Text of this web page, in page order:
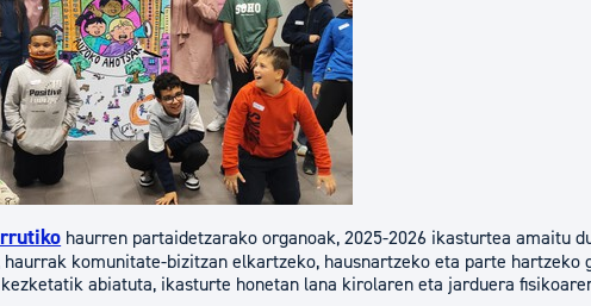
Udal administrazioa
Iragarki ofizialen taula
Egutegi fiskala
Gardentasun ataria
haurren partaidetzarako organoak, 2025-2026 ikasturtea amaitu
komunitate-bizitzan elkartzeko, hausnartzeko eta parte hartzeko
abiatuta, ikasturte honetan lana kirolaren eta jarduera